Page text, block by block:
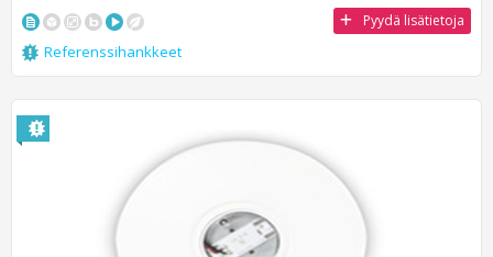
Pyydä lisätietoja
Referenssihankkeet